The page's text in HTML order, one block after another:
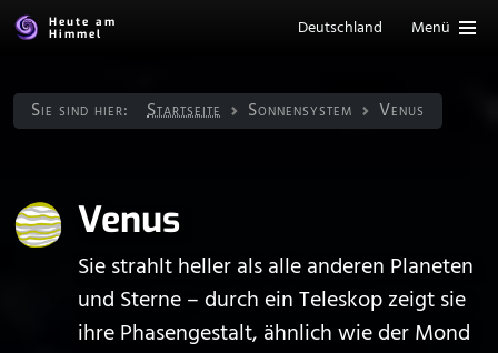
Heute am
Himmel
Deutschland Menü
Sie sind hier: Startseite Sonnen­system Venus
Venus
Sie strahlt heller als alle anderen Planeten
und Sterne – durch ein Teleskop zeigt sie
ihre Phasengestalt, ähnlich wie der Mond